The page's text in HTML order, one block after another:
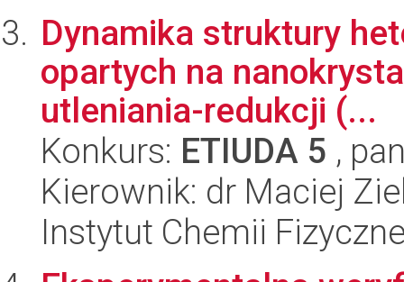
Dynamika struktury
opartych na
utleniania-redukcji (...
Konkurs: ETIUDA 5 ,
Kierownik: dr Maciej
Instytut Chemii